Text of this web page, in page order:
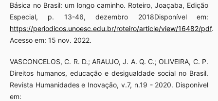
Básica no Brasil: um longo caminho. Roteiro, Joaçaba, Edição
Especial, p. 13-46, dezembro 2018Disponível em:
https://periodicos.unoesc.edu.br/roteiro/article/view/16482/pdf.
Acesso em: 15 nov. 2022.
VASCONCELOS, C. R. D.; ARAUJO, J. A. Q. C.; OLIVEIRA, C. P.
Direitos humanos, educação e desigualdade social no Brasil.
Revista Humanidades e Inovação, v.7, n.19 - 2020. Disponível
em: